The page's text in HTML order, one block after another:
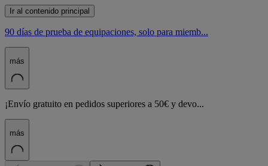
Ir al contenido principal
90 días de prueba de equipaciones, solo para miemb...
más
¡Envío gratuito en pedidos superiores a 50€ y devo...
más